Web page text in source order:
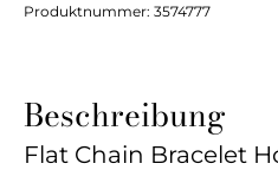
Produktnummer: 3574777
Beschreibung
Flat Chain Bracelet